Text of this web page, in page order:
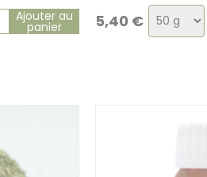
Ajouter au
panier 5,40 €
Choix
de